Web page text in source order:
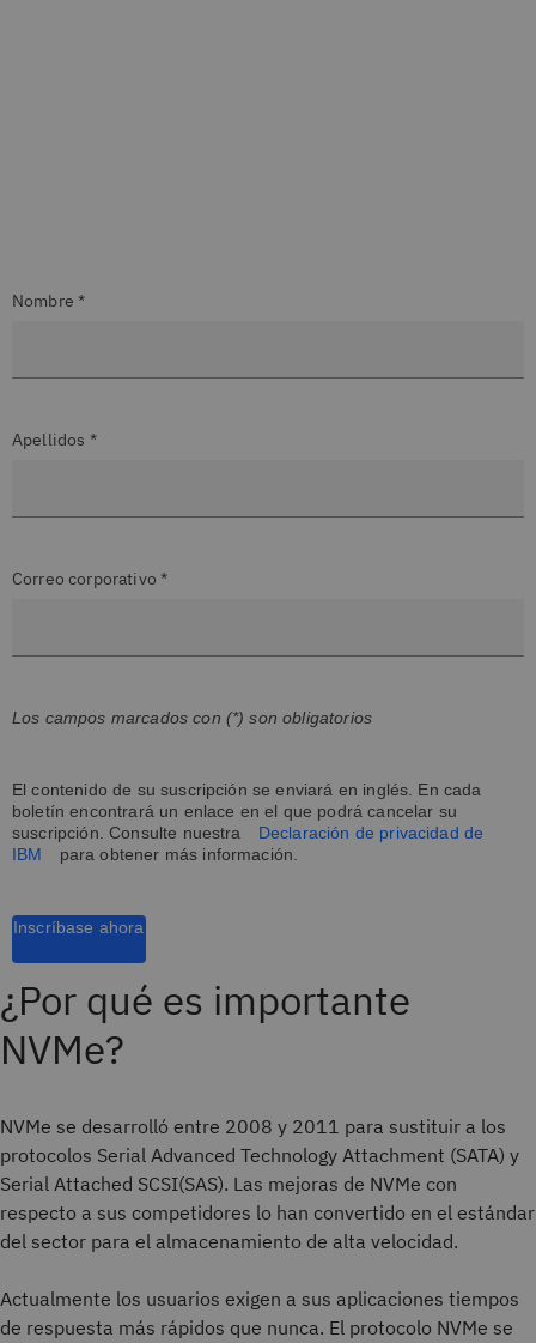
Nombre *
Apellidos *
Correo corporativo *
Los campos marcados con (*) son obligatorios
El contenido de su suscripción se enviará en inglés. En cada
boletín encontrará un enlace en el que podrá cancelar su
suscripción. Consulte nuestra
Declaración de privacidad de
IBM
para obtener más información.
Inscríbase ahora
¿Por qué es importante
NVMe?
NVMe se desarrolló entre 2008 y 2011 para sustituir a los
protocolos Serial Advanced Technology Attachment (SATA) y
Serial Attached SCSI(SAS). Las mejoras de NVMe con
respecto a sus competidores lo han convertido en el estándar
del sector para el almacenamiento de alta velocidad.
Actualmente los usuarios exigen a sus aplicaciones tiempos
de respuesta más rápidos que nunca. El protocolo NVMe se